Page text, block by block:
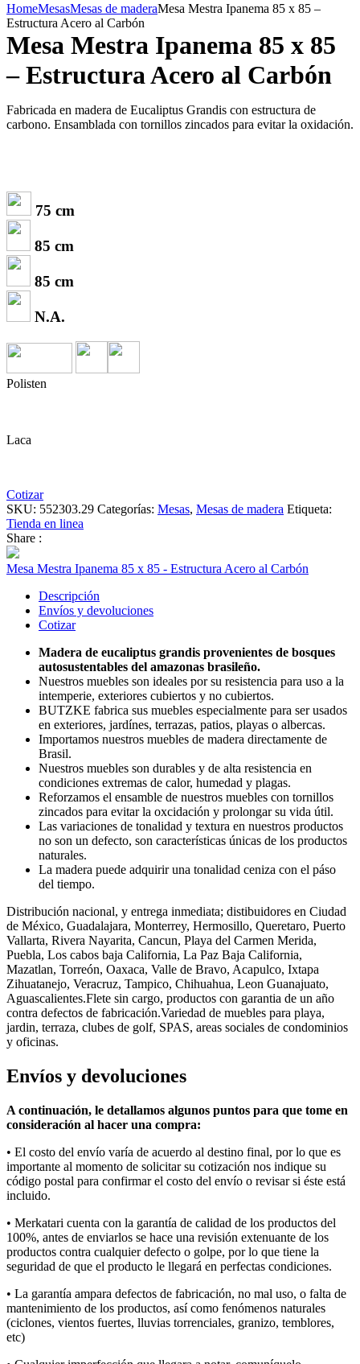
HomeMesasMesas de maderaMesa Mestra Ipanema 85 x 85 –
Estructura Acero al Carbón
Mesa Mestra Ipanema 85 x 85
– Estructura Acero al Carbón
Fabricada en madera de Eucaliptus Grandis con estructura de
carbono. Ensamblada con tornillos zincados para evitar la oxidación.
75 cm
85 cm
85 cm
N.A.
Polisten
Laca
Cotizar
SKU: 552303.29 Categorías: Mesas, Mesas de madera Etiqueta:
Tienda en linea
Share :
Mesa Mestra Ipanema 85 x 85 - Estructura Acero al Carbón
Descripción
Envíos y devoluciones
Cotizar
Madera de eucaliptus grandis provenientes de bosques
autosustentables del amazonas brasileño.
Nuestros muebles son ideales por su resistencia para uso a la
intemperie, exteriores cubiertos y no cubiertos.
BUTZKE fabrica sus muebles especialmente para ser usados
en exteriores, jardínes, terrazas, patios, playas o albercas.
Importamos nuestros muebles de madera directamente de
Brasil.
Nuestros muebles son durables y de alta resistencia en
condiciones extremas de calor, humedad y plagas.
Reforzamos el ensamble de nuestros muebles con tornillos
zincados para evitar la oxcidación y prolongar su vida útil.
Las variaciones de tonalidad y textura en nuestros productos
no son un defecto, son características únicas de los productos
naturales.
La madera puede adquirir una tonalidad ceniza con el páso
del tiempo.
Distribución nacional, y entrega inmediata; distibuidores en Ciudad
de México, Guadalajara, Monterrey, Hermosillo, Queretaro, Puerto
Vallarta, Rivera Nayarita, Cancun, Playa del Carmen Merida,
Puebla, Los cabos baja California, La Paz Baja California,
Mazatlan, Torreón, Oaxaca, Valle de Bravo, Acapulco, Ixtapa
Zihuatanejo, Veracruz, Tampico, Chihuahua, Leon Guanajuato,
Aguascalientes.Flete sin cargo, productos con garantia de un año
contra defectos de fabricación.Variedad de muebles para playa,
jardin, terraza, clubes de golf, SPAS, areas sociales de condominios
y oficinas.
Envíos y devoluciones
A continuación, le detallamos algunos puntos para que tome en
consideración al hacer una compra:
• El costo del envío varía de acuerdo al destino final, por lo que es
importante al momento de solicitar su cotización nos indique su
código postal para confirmar el costo del envío o revisar si éste está
incluido.
• Merkatari cuenta con la garantía de calidad de los productos del
100%, antes de enviarlos se hace una revisión extenuante de los
productos contra cualquier defecto o golpe, por lo que tiene la
seguridad de que el producto le llegará en perfectas condiciones.
• La garantía ampara defectos de fabricación, no mal uso, o falta de
mantenimiento de los productos, así como fenómenos naturales
(ciclones, vientos fuertes, lluvias torrenciales, granizo, temblores,
etc)